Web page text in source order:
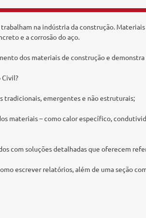
na indústria da construção.
e a corrosão do aço.
dos materiais de construção e
Civil?
tradicionais, emergentes e não estruturais;
materiais – como calor específico,
com soluções detalhadas que oferecem
escrever relatórios, além de uma seção